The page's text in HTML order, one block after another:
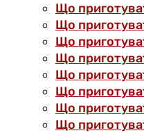
Що
Що
Що
Що
Що
Що
Що
Що